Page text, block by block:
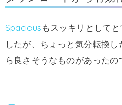
Spacious もスッキリとして
したが、ちょっと気分転換
ら良さそうなものがあったの